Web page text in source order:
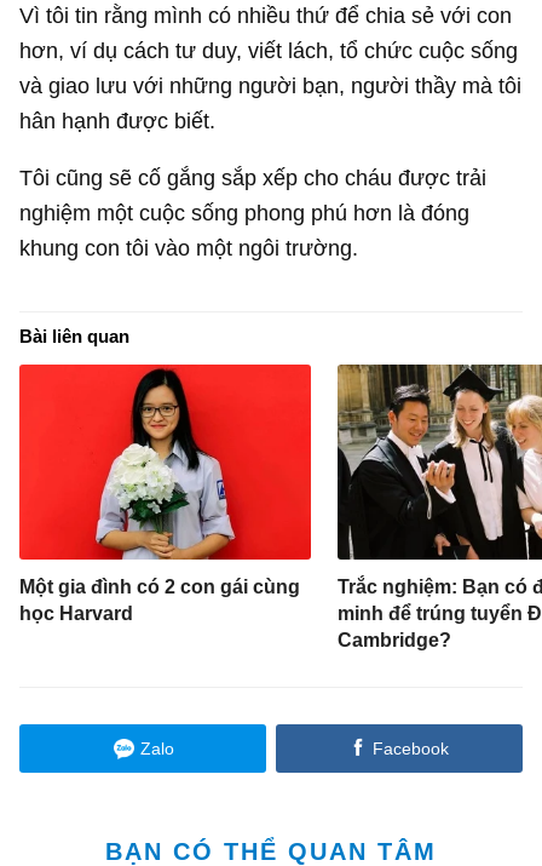
Vì tôi tin rằng mình có nhiều thứ để chia sẻ với con
hơn, ví dụ cách tư duy, viết lách, tổ chức cuộc sống
và giao lưu với những người bạn, người thầy mà tôi
hân hạnh được biết.
Tôi cũng sẽ cố gắng sắp xếp cho cháu được trải
nghiệm một cuộc sống phong phú hơn là đóng
khung con tôi vào một ngôi trường.
Bài liên quan
Một gia đình có 2 con gái cùng
học Harvard
Trắc nghiệm: Bạn có
minh để trúng tuyển
Cambridge?
Zalo Facebook
BẠN CÓ THỂ QUAN TÂM